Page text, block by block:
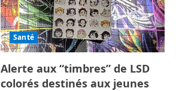
Santé
Alerte aux “timbres” de LSD
colorés destinés aux jeunes